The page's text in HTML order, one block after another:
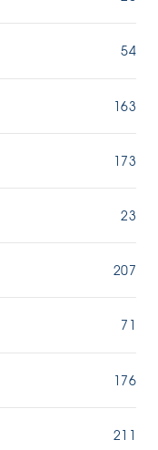
54
163
173
23
207
71
176
211